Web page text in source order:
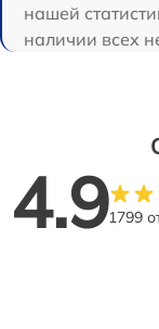
нашей
наличии всех
4.91799